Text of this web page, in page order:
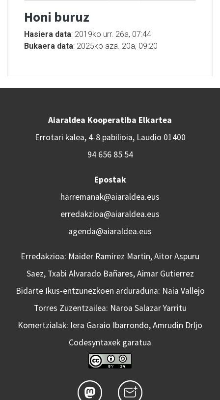
Honi buruz
Hasiera data: 2019ko urr. 26a, 07:44
Bukaera data: 2025ko aza. 20a, 09:20
Aiaraldea Kooperatiba Elkartea
Errotari kalea, 4-8 pabilioia, Laudio 01400
94 656 85 54
Epostak
harremanak@aiaraldea.eus
erredakzioa@aiaraldea.eus
agenda@aiaraldea.eus
Erredakzioa: Maider Ramirez Martin, Aitor Aspuru
Saez, Txabi Alvarado Bañares, Aimar Gutierrez
Bidarte Ikus-entzunezkoen arduraduna: Naia Vallejo
Torres Zuzentzailea: Naroa Salazar Yarritu
Komertzialak: Iera Garaio Ibarrondo, Amrudin Drljo
Codesyntaxek garatua